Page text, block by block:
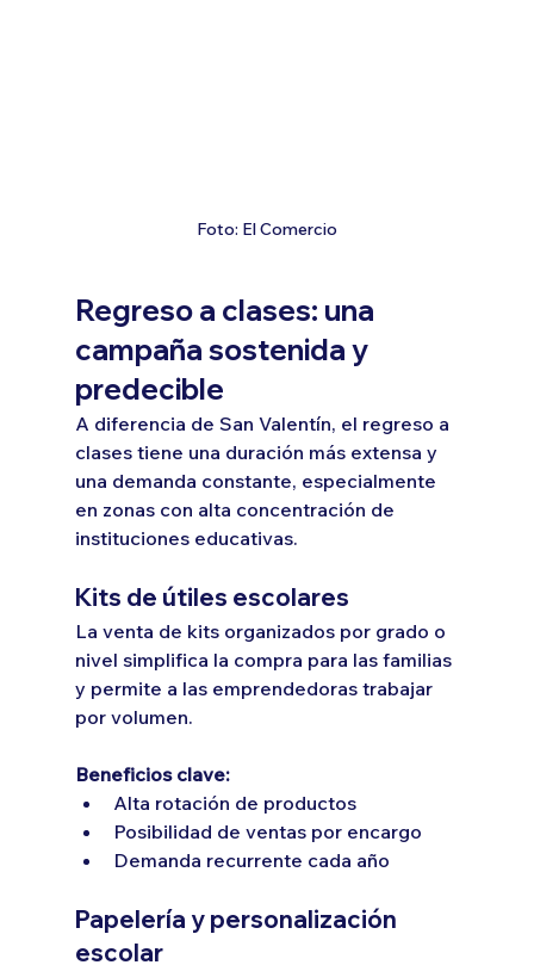
Foto: El Comercio
Regreso a clases: una
campaña sostenida y
predecible
A diferencia de San Valentín, el regreso a
clases tiene una duración más extensa y
una demanda constante, especialmente
en zonas con alta concentración de
instituciones educativas.
Kits de útiles escolares
La venta de kits organizados por grado o
nivel simplifica la compra para las familias
y permite a las emprendedoras trabajar
por volumen.
Beneficios clave:
Alta rotación de productos
Posibilidad de ventas por encargo
Demanda recurrente cada año
Papelería y personalización
escolar